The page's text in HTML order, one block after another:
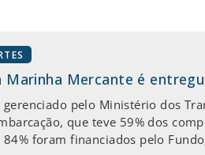
Mercante é
gerenciado pelo Ministério dos
que teve 59% dos
foram financiados pelo